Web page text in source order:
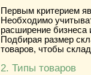
Первым критерием
Необходимо
расширение бизнеса
Подбирая размер
товаров, чтобы
2. Типы товаров